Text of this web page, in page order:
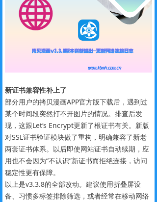
新证书兼容性补上了
部分用户的拷贝漫画APP官方版下载后，遇到过
某个时间段突然打不开图片的情况。排查后发
现，这跟Let‘s Encrypt更新了根证书有关。新版
对SSL证书验证模块做了重构，明确兼容了新老
两套证书体系。以后即使网站证书自动续期，应
用也不会因为“不认识”新证书而拒绝连接，访问
稳定性更有保障。
以上是v3.3.8的全部改动。建议使用折叠屏设
备、习惯多标签排除筛选，或者经常在移动网络